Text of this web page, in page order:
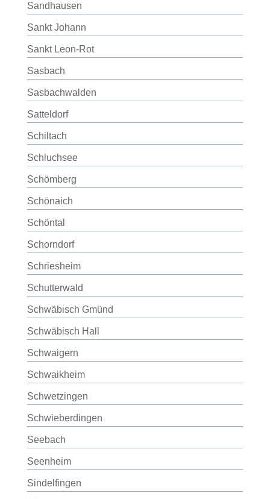
Sandhausen
Sankt Johann
Sankt Leon-Rot
Sasbach
Sasbachwalden
Satteldorf
Schiltach
Schluchsee
Schömberg
Schönaich
Schöntal
Schorndorf
Schriesheim
Schutterwald
Schwäbisch Gmünd
Schwäbisch Hall
Schwaigern
Schwaikheim
Schwetzingen
Schwieberdingen
Seebach
Seenheim
Sindelfingen